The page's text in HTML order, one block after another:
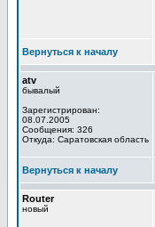
Вернуться к началу
atv
бывалый
Зарегистрирован:
08.07.2005
Сообщения: 326
Откуда: Саратовская область
Вернуться к началу
Router
новый